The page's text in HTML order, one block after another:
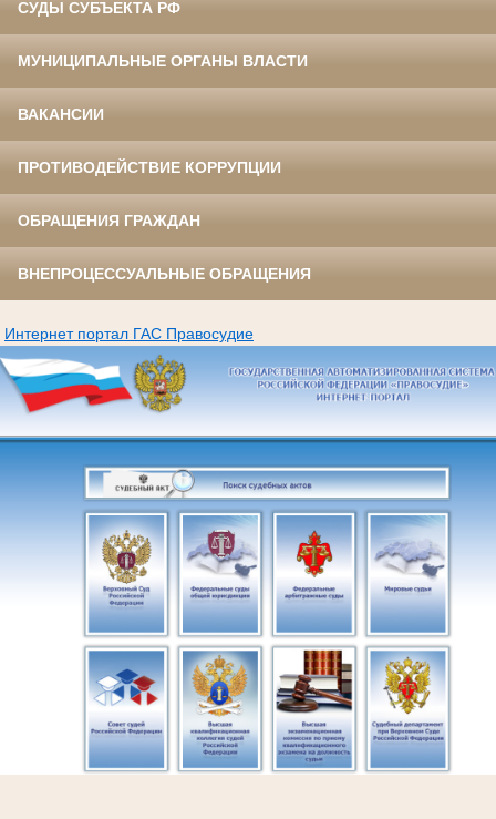
СУДЫ СУБЪЕКТА РФ
МУНИЦИПАЛЬНЫЕ ОРГАНЫ ВЛАСТИ
ВАКАНСИИ
ПРОТИВОДЕЙСТВИЕ КОРРУПЦИИ
ОБРАЩЕНИЯ ГРАЖДАН
ВНЕПРОЦЕССУАЛЬНЫЕ ОБРАЩЕНИЯ
Интернет портал ГАС Правосудие